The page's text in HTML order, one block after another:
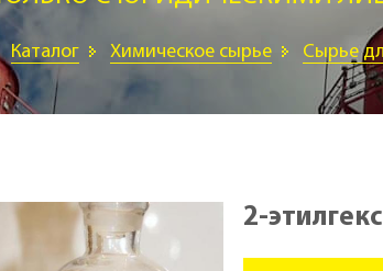
Каталог Химическое сырье Сырье
2-